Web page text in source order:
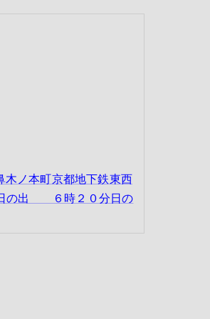
ノ本町京都地下鉄東西
日の出 ６時２０分日の